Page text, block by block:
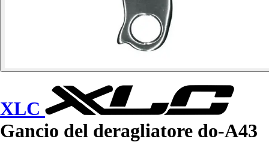
XLC
Gancio del deragliatore do-A43